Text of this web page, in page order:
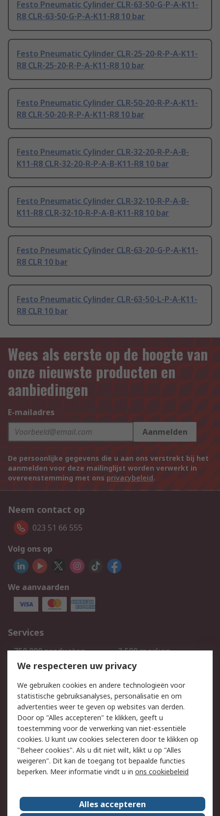
Festo Pneumatic Cylinder CLR-63-50-G-P-A-K11-
R8 CLR-63-50-G-P-A-K11-R8 10 bar
Festo Pneumatic Cylinder CLR-25-20-R-P-A-K11-
R8 CLR-25-20-R-P-A-K11-R8 10 bar
Festo Pneumatic Cylinder CLR-50-20-R-P-A-K11-
R8 CLR-50-20-R-P-A-K11-R8 10 bar
Festo Pneumatic Cylinder CLR-32-20-R-P-A-B-
K11-R8 CLR-32-20-R-P-A-B-K11-R8 10 bar
Festo Pneumatic Cylinder CLR-32-10-R-P-A-B-
K11-R8 CLR-32-10-R-P-A-B-K11-R8 10 bar
Festo Pneumatic Cylinder CLR-63-20-G-P-A-K11-
R8 CLR 10 bar
Festo Pneumatic Cylinder CLR-63-50-L-P-A-K11-
R8 CLR 10 bar
Wees als eerste op de hoogte van
onze nieuwste producten en
aanbiedingen
E-mailadres
Aanmelden
De persoonlijke gegevens die u aan ons verstrekt bij het
aanmelden voor deze mailinglijst worden verwerkt in
overeenstemming met ons privacybeleid.
Neem contact op
023 51 66 555
Volg ons op
We aanvaarden
Services
750.000 producten
2.500 merken
Bestellen
Inkoopoplossingen
Track & Trace
Wettelijk
Cookiebeleid
Email veiligheid
Privacybeleid
Websitevoorwaarden
Algemene
verkoopvoorwaarden
Over RS
We respecteren uw privacy
We gebruiken cookies en andere technologieën voor
statistische gebruiksanalyses, personalisatie en om
advertenties weer te geven op websites van derden.
Door op "Alles accepteren" te klikken, geeft u
toestemming voor de verwerking van niet-essentiële
cookies. U kunt uw cookies selecteren door te klikken op
"Beheer cookies". Als u dit niet wilt, klikt u op "Alles
weigeren". Dit kan de toegang tot bepaalde functies
beperken. Meer informatie vindt u in ons cookiebeleid
Alles accepteren